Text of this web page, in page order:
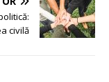
civilă